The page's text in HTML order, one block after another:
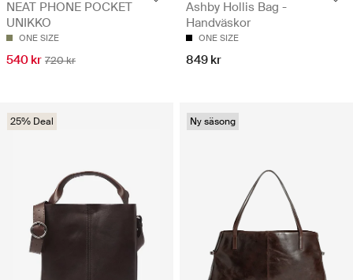
NEAT PHONE POCKET
UNIKKO
ONE SIZE
540 kr 720 kr
Ashby Hollis Bag -
Handväskor
ONE SIZE
849 kr
25% Deal Ny säsong